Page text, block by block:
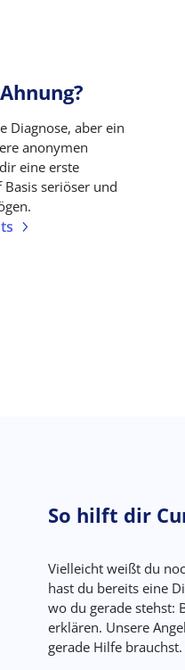
Diagnose, aber ein
anonymen
eine erste
seriöser und
So hilft dir
Vielleicht weißt du
hast du bereits eine
wo du gerade stehst:
erklären. Unsere
gerade Hilfe brauchst.